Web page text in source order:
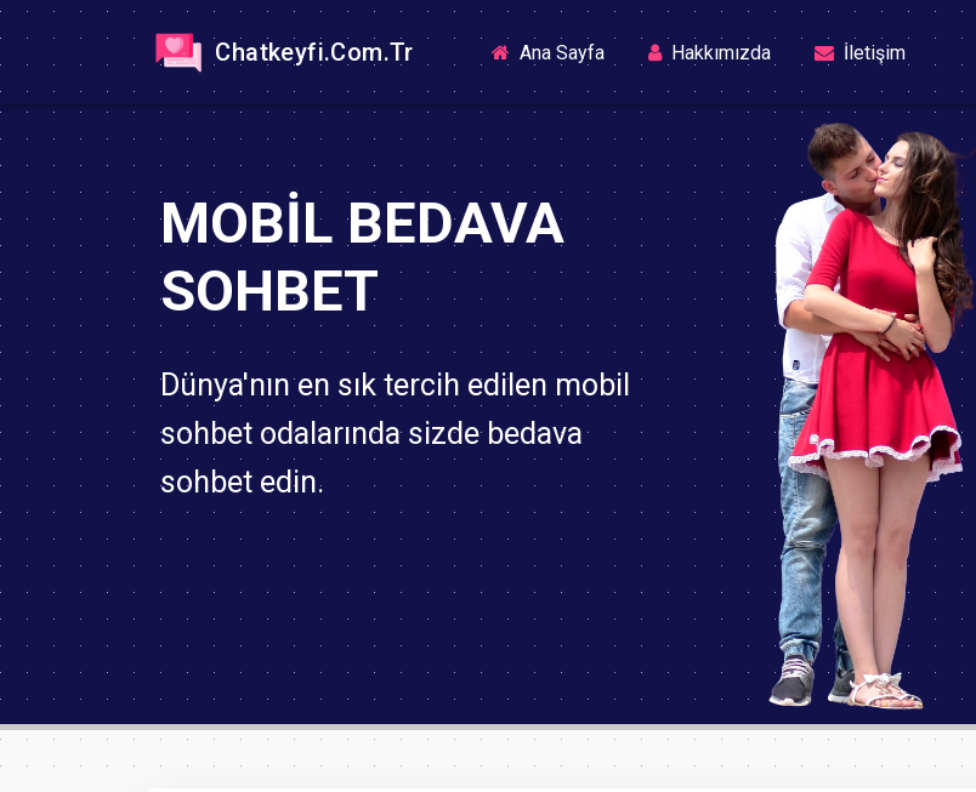
Chatkeyfi.Com.Tr Ana Sayfa(current)Hakkımızda İletişim
MOBIL BEDAVA
SOHBET
Dünya'nın en sık tercih edilen mobil
sohbet odalarında sizde bedava
sohbet edin.